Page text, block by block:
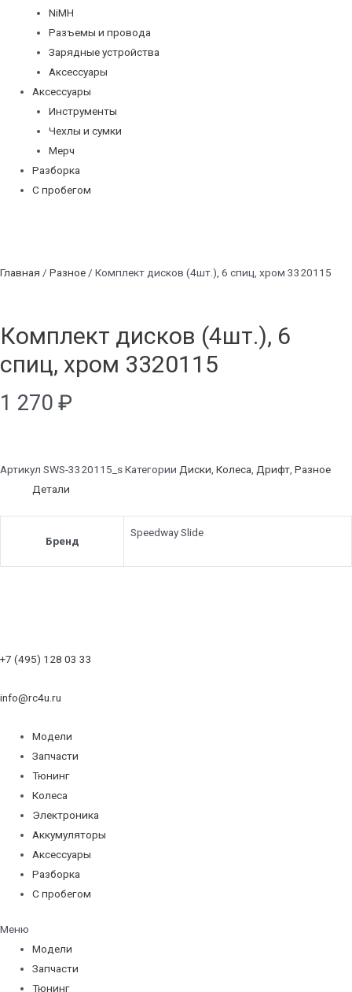
NiMH
Разъемы и провода
Зарядные устройства
Аксессуары
Аксессуары
Инструменты
Чехлы и сумки
Мерч
Разборка
С пробегом
Главная / Разное / Комплект дисков (4шт.), 6 спиц, хром 3320115
Комплект дисков (4шт.), 6
спиц, хром 3320115
1 270 ₽
Артикул SWS-3320115_sКатегории Диски, Колеса, Дрифт, Разное
Детали
Бренд
Speedway Slide
+7 (495) 128 03 33
info@rc4u.ru
Модели
Запчасти
Тюнинг
Колеса
Электроника
Аккумуляторы
Аксессуары
Разборка
С пробегом
Меню
Модели
Запчасти
Тюнинг